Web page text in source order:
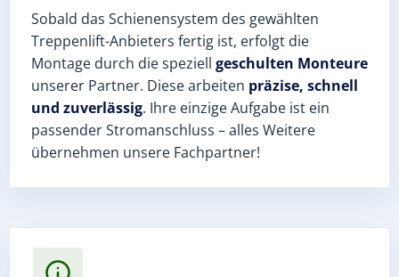
Sobald das Schienensystem des gewählten
Treppenlift-Anbieters fertig ist, erfolgt die
Montage durch die speziell geschulten Monteure
unserer Partner. Diese arbeiten präzise, schnell
und zuverlässig. Ihre einzige Aufgabe ist ein
passender Stromanschluss – alles Weitere
übernehmen unsere Fachpartner!